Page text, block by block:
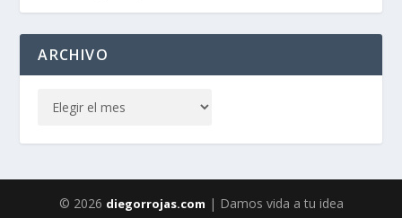
ARCHIVO
© 2026 diegorrojas.com | Damos vida a tu idea